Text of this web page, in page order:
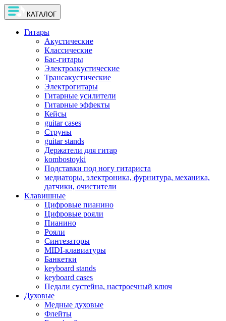
КАТАЛОГ
Гитары
Акустические
Классические
Бас-гитары
Электроакустические
Трансакустические
Электрогитары
Гитарные усилители
Гитарные эффекты
Кейсы
guitar cases
Струны
guitar stands
Держатели для гитар
kombostoyki
Подставки под ногу гитариста
медиаторы, электроника, фурнитура, механика,
датчики, очистители
Клавишные
Цифровые пианино
Цифровые рояли
Пианино
Рояли
Синтезаторы
MIDI-клавиатуры
Банкетки
keyboard stands
keyboard cases
Педали сустейна, настроечный ключ
Духовые
Медные духовые
Флейты